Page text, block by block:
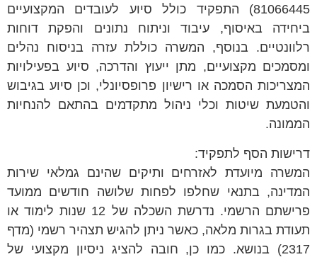
81066445) התפקיד כולל סיוע לעובדים המקצועיים
ביחידה באיסוף, עיבוד וניתוח נתונים והפקת דוחות
רלוונטיים. בנוסף, המשרה כוללת עזרה בניסוח נהלים
ומסמכים מקצועיים, מתן ייעוץ והדרכה, סיוע בפעילויות
המצריכות הסמכה או רישיון פרופסיונלי, וכן סיוע בגיבוש
והטמעת שיטות וכלי ניהול מתקדמים בהתאם להנחיות
הממונה.
דרישות הסף לתפקיד:
המשרה מיועדת לאזרחים ותיקים שהינם גמלאי שירות
המדינה, בתנאי שחלפו לפחות שלושה חודשים ממועד
פרישתם הרשמי. נדרשת השכלה של 12 שנות לימוד או
תעודת בגרות מלאה, כאשר ניתן להגיש תצהיר רשמי (מדף
2317) בנושא. כמו כן, חובה להציג ניסיון מקצועי של